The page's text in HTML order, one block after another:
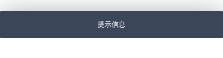
提示信息